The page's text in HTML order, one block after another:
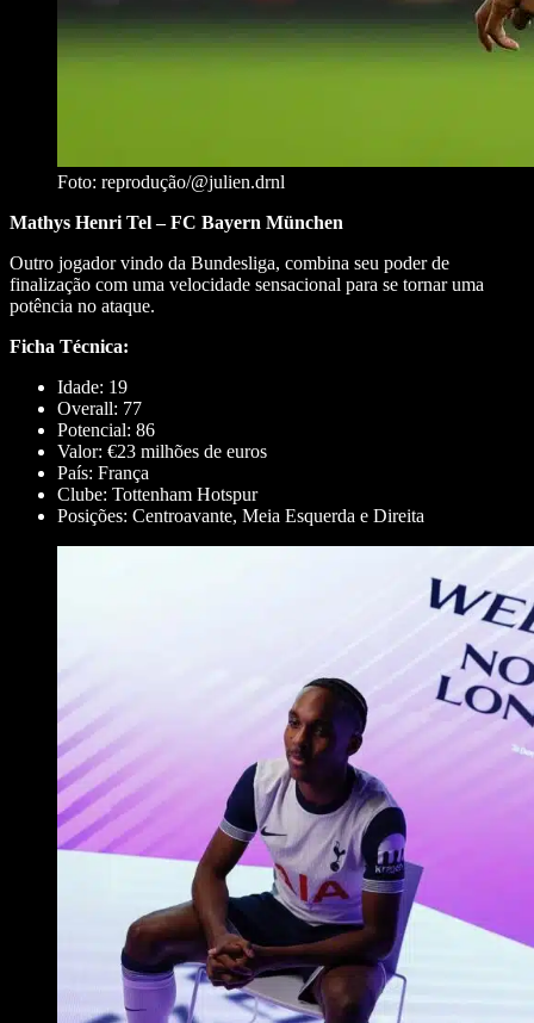
Foto: reprodução/@julien.drnl
Mathys Henri Tel – FC Bayern München
Outro jogador vindo da Bundesliga, combina seu poder de
finalização com uma velocidade sensacional para se tornar uma
potência no ataque.
Ficha Técnica:
Idade: 19
Overall: 77
Potencial: 86
Valor: €23 milhões de euros
País: França
Clube: Tottenham Hotspur
Posições: Centroavante, Meia Esquerda e Direita